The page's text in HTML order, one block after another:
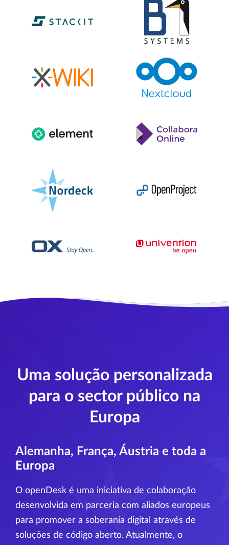
Uma solução personalizada
para o sector público na
Europa
Alemanha, França, Áustria e toda a
Europa
O openDesk é uma iniciativa de colaboração
desenvolvida em parceria com aliados europeus
para promover a soberania digital através de
soluções de código aberto. Atualmente, o